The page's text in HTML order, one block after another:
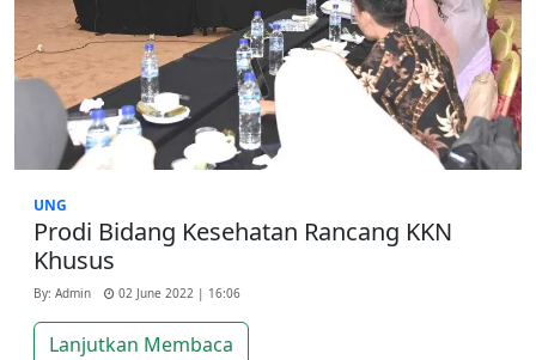
UNG
Prodi Bidang Kesehatan Rancang KKN
Khusus
By: Admin 02 June 2022 | 16:06
Lanjutkan Membaca